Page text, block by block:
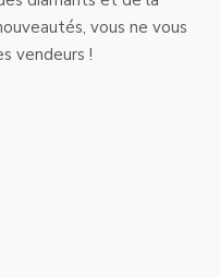
vous ne vous
vendeurs !